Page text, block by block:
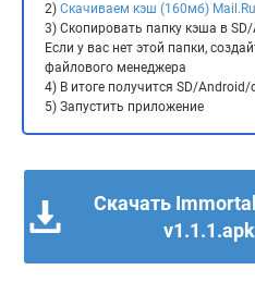
2) Скачиваем кэш (160мб)
3) Скопировать папку кэша в
Если у вас нет этой папки,
файлового менеджера
4) В итоге получится SD/
5) Запустить приложение
Скачать
v1.1.1.apk